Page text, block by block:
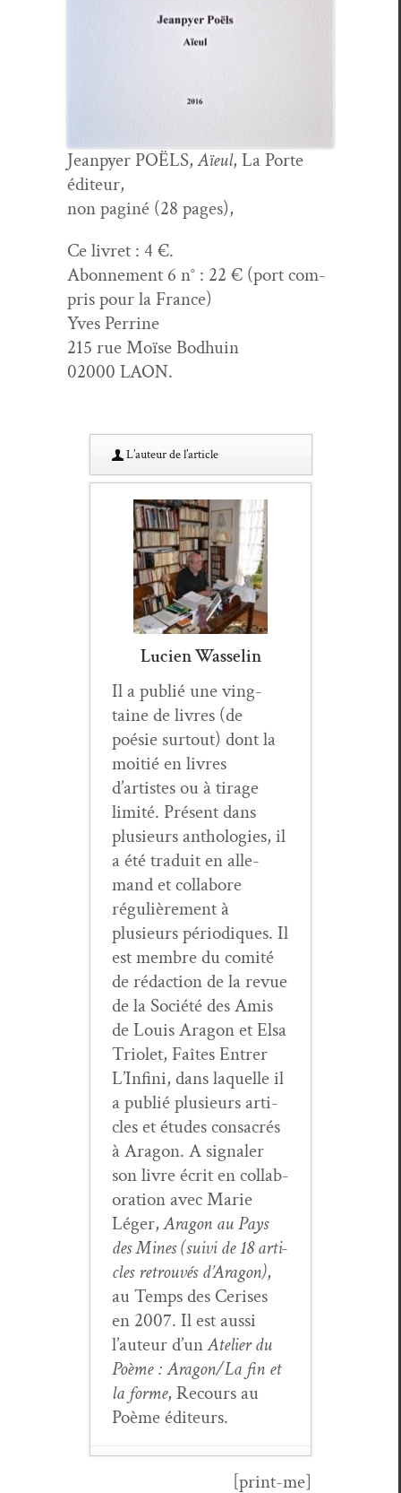
Jean­py­er POËLS,Aïeul, La Porte
éditeur,
non pag­iné (28 pages),
Ce livret : 4 €.
Abon­nement 6 n° : 22 € (port com­
pris pour la France)
Yves Perrine
215 rue Moïse Bodhuin
02000 LAON.
L’au­teur de l’article
Lucien Wasselin
Il a pub­lié une ving­
taine de livres (de
poésie surtout) dont la
moitié en livres
d’artistes ou à tirage
lim­ité. Présent dans
plusieurs antholo­gies, il
a été traduit en alle­
mand et col­la­bore
régulière­ment à
plusieurs péri­odiques. Il
est mem­bre du comité
de rédac­tion de la revue
de la Société des Amis
de Louis Aragon et Elsa
Tri­o­let, Faîtes Entr­er
L’In­fi­ni, dans laque­lle il
a pub­lié plusieurs arti­
cles et études con­sacrés
à Aragon. A sig­naler
son livre écrit en col­lab­
o­ra­tion avec Marie
Léger,Aragon au Pays
des Mines (suivi de 18 arti­
cles retrou­vés d’Aragon),
au Temps des Ceris­es
en 2007. Il est aus­si
l’au­teur d’unAte­lier du
Poème : Aragon/La fin et
la forme, Recours au
Poème éditeurs.
[print-me]